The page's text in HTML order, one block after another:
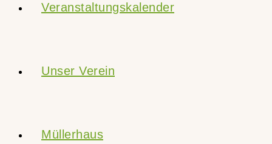
Veranstaltungskalender
Unser Verein
Müllerhaus